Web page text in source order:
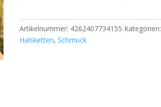
Artikelnummer: 4262407734155 Kategorien:
Halsketten,Schmuck